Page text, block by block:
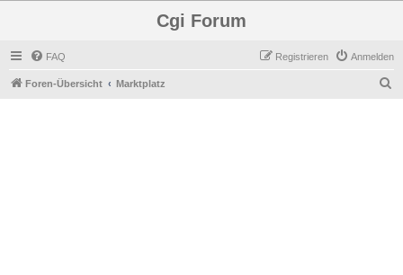
Cgi Forum
FAQ Anmelden
Registrieren
Foren-Übersicht Marktplatz